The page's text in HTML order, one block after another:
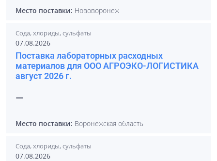
Место поставки: Нововоронеж
Сода, хлориды, сульфаты
07.08.2026
Поставка лабораторных расходных
материалов для ООО АГРОЭКО-ЛОГИСТИКА
август 2026 г.
—
Место поставки: Воронежская область
Сода, хлориды, сульфаты
07.08.2026